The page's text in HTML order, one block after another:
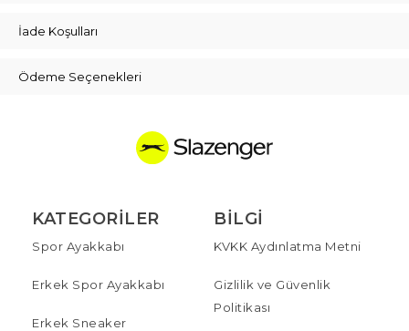
İade Koşulları
Ödeme Seçenekleri
KATEGORILER
Spor Ayakkabı
Erkek Spor Ayakkabı
Erkek Sneaker
BILGI
KVKK Aydınlatma Metni
Gizlilik ve Güvenlik
Politikası